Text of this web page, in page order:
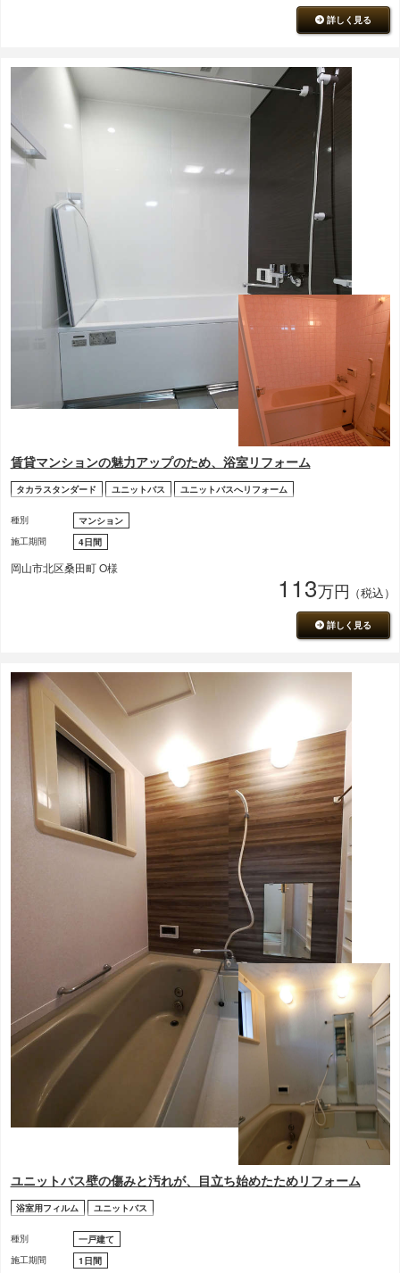
詳しく見る
賃貸マンションの魅力アップのため、浴室リフォーム
タカラスタンダード ユニットバス ユニットバスへリフォーム
種別
マンション
施工期間
4日間
岡山市北区桑田町 O様
113万円 （税込）
詳しく見る
ユニットバス壁の傷みと汚れが、目立ち始めたためリフォーム
浴室用フィルム ユニットバス
種別
一戸建て
施工期間
1日間